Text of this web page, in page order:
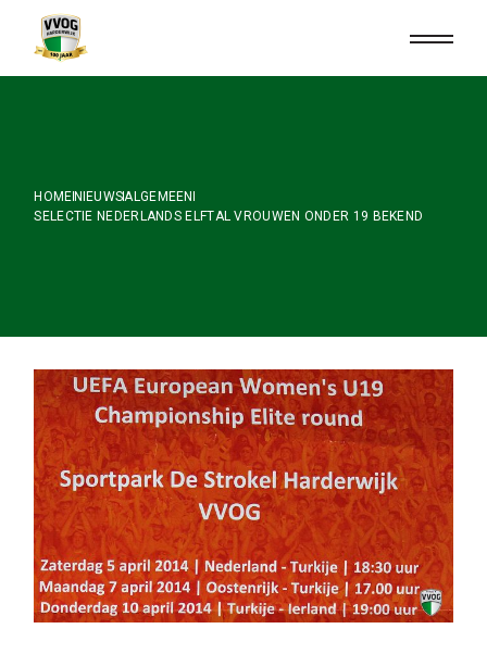
content
HOME NIEUWSALGEMEEN
SELECTIE NEDERLANDS ELFTAL VROUWEN ONDER 19 BEKEND